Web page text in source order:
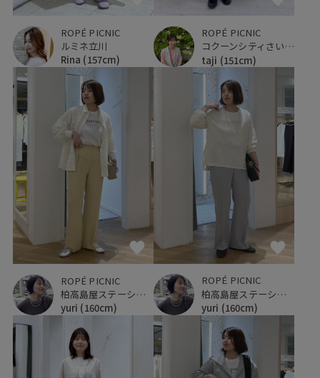
ROPÉ PICNIC
ルミネ立川
Rina (157cm)
ROPÉ PICNIC
コクーンシティさいたま新都心
taji (151cm)
ROPÉ PICNIC
柏高島屋ステーションモール
yuri (160cm)
ROPÉ PICNIC
柏高島屋ステーションモール
yuri (160cm)